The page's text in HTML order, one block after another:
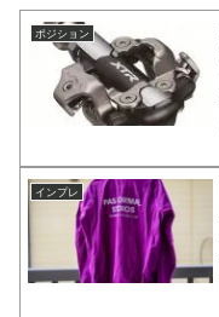
ポジション
インプレ